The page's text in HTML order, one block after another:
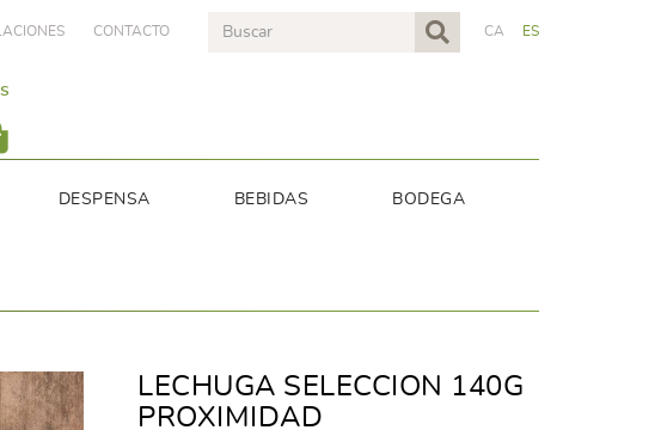
CA ES
CONTACTO
DESPENSA BEBIDAS BODEGA
LECHUGA SELECCION 140G
PROXIMIDAD